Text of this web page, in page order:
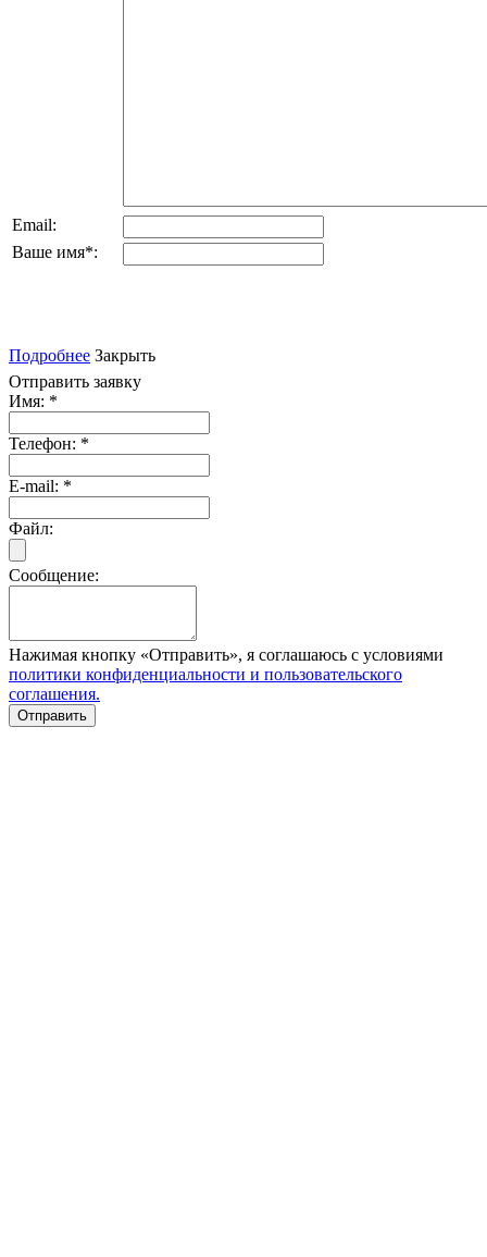
Email:
Ваше имя*:
Подробнее Закрыть
Отправить заявку
Имя: *
Телефон: *
E-mail: *
Файл:
Сообщение:
Нажимая кнопку «Отправить», я соглашаюсь с условиями
политики конфиденциальности и пользовательского
соглашения.
Отправить